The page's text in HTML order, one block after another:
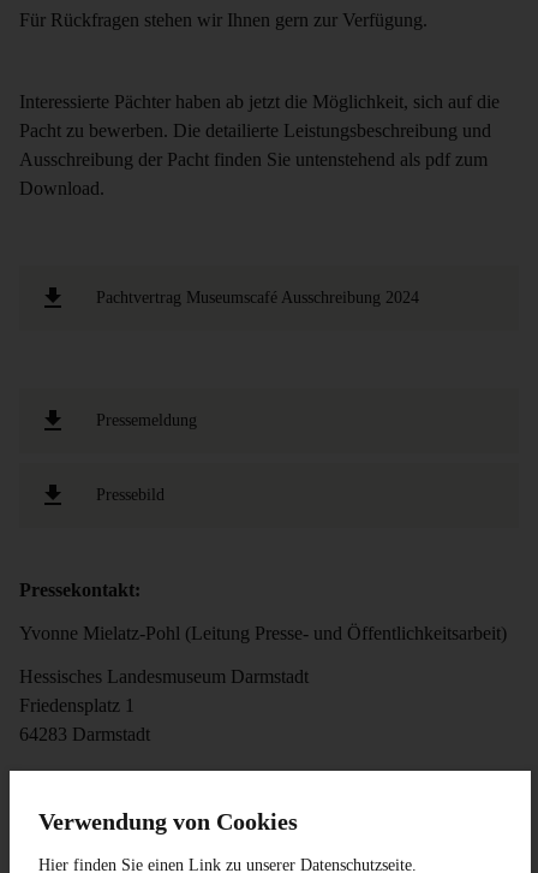
Für Rückfragen stehen wir Ihnen gern zur Verfügung.
Interessierte Pächter haben ab jetzt die Möglichkeit, sich auf die
Pacht zu bewerben. Die detailierte Leistungsbeschreibung und
Ausschreibung der Pacht finden Sie untenstehend als pdf zum
Download.
Pachtvertrag Museumscafé Ausschreibung 2024
Pressemeldung
Pressebild
Pressekontakt:
Yvonne Mielatz-Pohl (Leitung Presse- und Öffentlichkeitsarbeit)
Hessisches Landesmuseum Darmstadt
Friedensplatz 1
64283 Darmstadt
Tel.:+49 (6151) 3601-300
E-Mail:presse@hlmd.de
Verwendung von Cookies
Hier finden Sie einen Link zu unserer Datenschutzseite